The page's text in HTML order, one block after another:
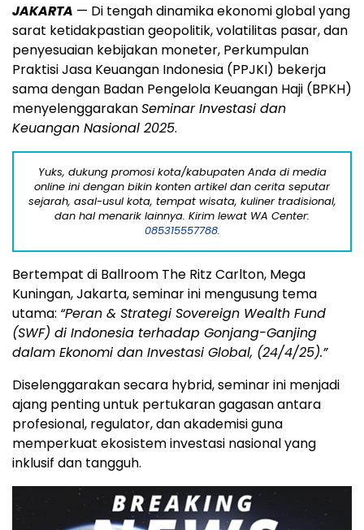
JAKARTA — Di tengah dinamika ekonomi global yang
sarat ketidakpastian geopolitik, volatilitas pasar, dan
penyesuaian kebijakan moneter, Perkumpulan
Praktisi Jasa Keuangan Indonesia (PPJKI) bekerja
sama dengan Badan Pengelola Keuangan Haji (BPKH)
menyelenggarakanSeminar Investasi dan
Keuangan Nasional 2025.
Yuks, dukung promosi kota/kabupaten Anda di media
online ini dengan bikin konten artikel dan cerita seputar
sejarah, asal-usul kota, tempat wisata, kuliner tradisional,
dan hal menarik lainnya. Kirim lewat WA Center:
085315557788.
Bertempat di Ballroom The Ritz Carlton, Mega
Kuningan, Jakarta, seminar ini mengusung tema
utama: “Peran & Strategi Sovereign Wealth Fund
(SWF) di Indonesia terhadap Gonjang-Ganjing
dalam Ekonomi dan Investasi Global, (24/4/25).”
Diselenggarakan secara hybrid, seminar ini menjadi
ajang penting untuk pertukaran gagasan antara
profesional, regulator, dan akademisi guna
memperkuat ekosistem investasi nasional yang
inklusif dan tangguh.